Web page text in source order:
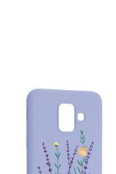
Soft для Samsung
Galaxy A6 2018 герб
Силиконовый
Soft для Samsung
Galaxy A6 2018